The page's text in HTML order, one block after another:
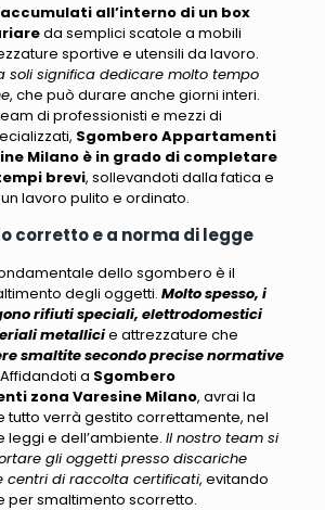
all’interno di un box
da semplici scatole a mobili
sportive e utensili da lavoro.
soli significa dedicare molto tempo
, che può durare anche giorni interi.
di professionisti e mezzi di
Sgombero Appartamenti
Milano è in grado di completare
brevi, sollevandoti dalla fatica e
lavoro pulito e ordinato.
corretto e a norma di legge
dello sgombero è il
degli oggetti. Molto spesso, i
rifiuti speciali, elettrodomestici
metallicie attrezzature che
smaltite secondo precise normative
a Sgombero
zona Varesine Milano, avrai la
tutto verrà gestito correttamente, nel
leggi e dell’ambiente. Il nostro team si
gli oggetti presso discariche
centri di raccolta certificati, evitando
per smaltimento scorretto.